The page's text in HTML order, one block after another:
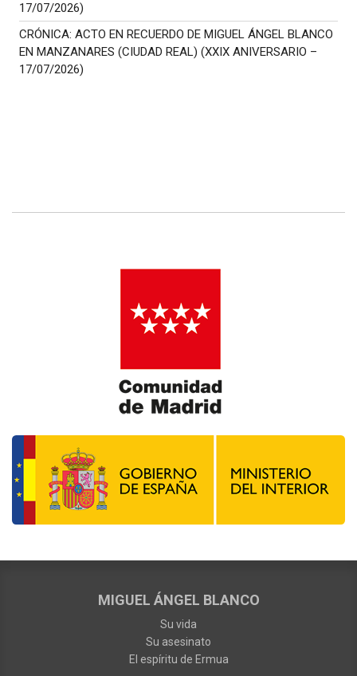
17/07/2026)
CRÓNICA: ACTO EN RECUERDO DE MIGUEL ÁNGEL BLANCO
EN MANZANARES (CIUDAD REAL) (XXIX ANIVERSARIO –
17/07/2026)
MIGUEL ÁNGEL BLANCO
Su vida
Su asesinato
El espíritu de Ermua